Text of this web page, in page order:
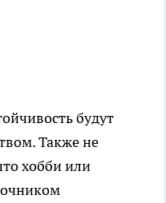
будут
Также не
хобби или